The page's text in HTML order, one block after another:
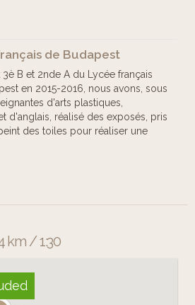
de Budapest
3è B et 2nde A du Lycée français
en 2015-2016, nous avons, sous
d'arts plastiques,
d'anglais, réalisé des exposés, pris
des toiles pour réaliser une
qu'un blog. Les textes produits
pour créer cet audioguide.
km / 1:30